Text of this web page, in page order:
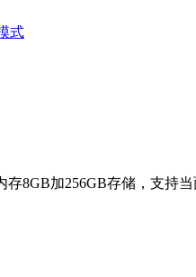
式
8GB加256GB存储，支持